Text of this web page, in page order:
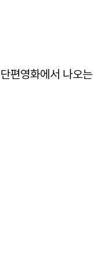
단편영화에서 나오는